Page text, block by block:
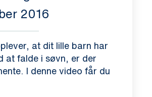
2016
at dit lille barn har
at falde i søvn, er der
I denne video får du